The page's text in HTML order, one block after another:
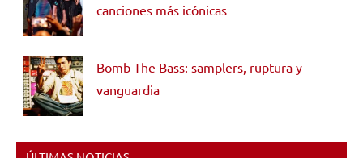
canciones más icónicas
Bomb The Bass: samplers, ruptura y
vanguardia